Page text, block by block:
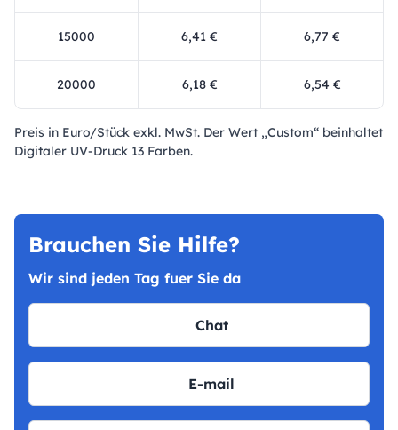
15000 6,41 € 6,77 €
20000 6,18 € 6,54 €
Preis in Euro/Stück exkl. MwSt. Der Wert „Custom“ beinhaltet
Digitaler UV-Druck 13 Farben.
Brauchen Sie Hilfe?
Wir sind jeden Tag fuer Sie da
Chat
E-mail